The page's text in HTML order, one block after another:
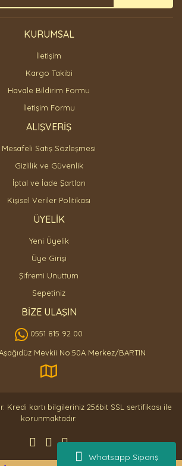
Whatsapp Sipariş
Gönder
KURUMSAL
İletişim
Kargo Takibi
Havale Bildirim Formu
İletişim Formu
ALIŞVERİŞ
Mesafeli Satış Sözleşmesi
Gizlilik ve Güvenlik
İptal ve İade Şartları
Kişisel Veriler Politikası
ÜYELİK
Yeni Üyelik
Üye Girişi
Şifremi Unuttum
Sepetiniz
BİZE ULAŞIN
0551 815 92 00
Mevkii No:50A Merkez/BARTIN
Kredi kartı bilgileriniz 256bit SSL sertifikası ile
korunmaktadır.